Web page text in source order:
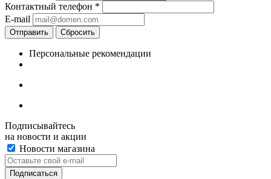
Контактный телефон *
E-mail
Отправить Сбросить
Персональные рекомендации
Подписывайтесь
на новости и акции
Новости магазина